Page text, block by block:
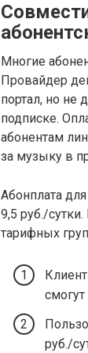
Многие
Провайдер
портал, но не
подписке.
абонентам
за музыку в
Абонплата
9,5 руб./
тарифных
руб./